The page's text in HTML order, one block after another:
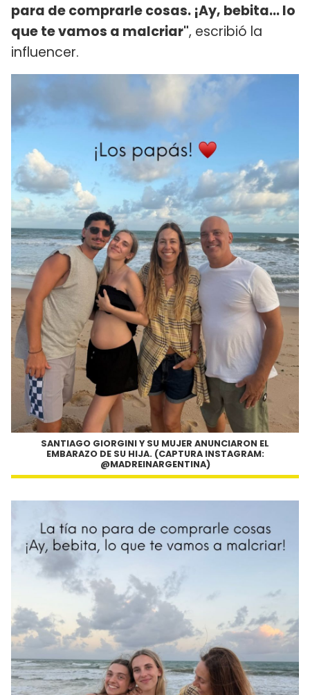
para de comprarle cosas. ¡Ay, bebita... lo
que te vamos a malcriar", escribió la
influencer.
SANTIAGO GIORGINI Y SU MUJER ANUNCIARON EL
EMBARAZO DE SU HIJA. (CAPTURA INSTAGRAM:
@MADREINARGENTINA)